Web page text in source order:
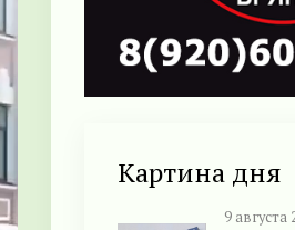
Картина дня
9 августа